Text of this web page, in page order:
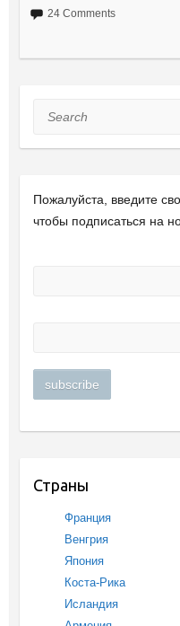
24 Comments
Search
Пожалуйста, введите
чтобы подписаться на
Страны
Франция
Венгрия
Япония
Коста-Рика
Исландия